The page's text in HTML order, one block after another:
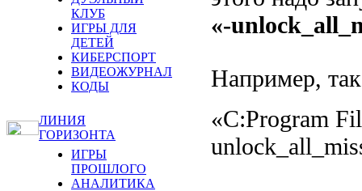
КЛУБ
ИГРЫ ДЛЯ
ДЕТЕЙ
КИБЕРСПОРТ
ВИДЕОЖУРНАЛ
КОДЫ
ЛИНИЯ
ГОРИЗОНТА
ИГРЫ
ПРОШЛОГО
АНАЛИТИКА
«-
Например,
«C:Program